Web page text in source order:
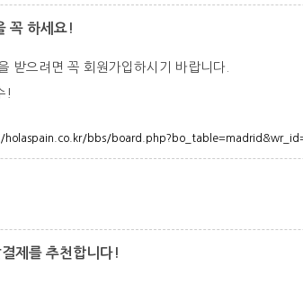
꼭 하세요!
받으려면 꼭 회원가입하시기 바랍니다.
!
bbs/
제를 추천합니다!